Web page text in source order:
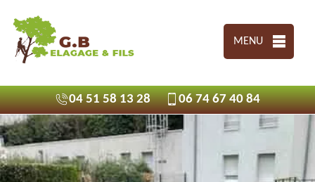
MENU
04 51 58 13 28 06 74 67 40 84